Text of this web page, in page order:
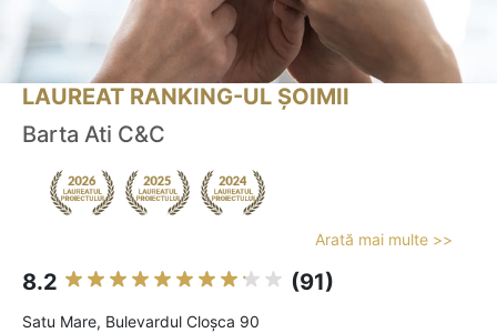
LAUREAT RANKING-UL ȘOIMII
Barta Ati C&C
Arată mai multe >>
8.2 (91)
Satu Mare, Bulevardul Cloșca 90